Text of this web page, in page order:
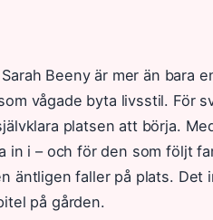
Beeny är mer än bara
vågade byta livsstil. För
platsen att börja.
in i – och för den som följt
äntligen faller på plats.
på gården.